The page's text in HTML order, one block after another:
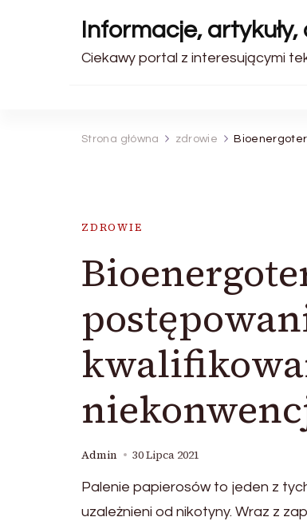
Informacje,
Ciekawy portal z interesującymi
Strona główna zdrowie
ZDROWIE
Admin 30 Lipca 2021
Palenie papierosów to jeden z
uzależnieni od nikotyny. Wraz z